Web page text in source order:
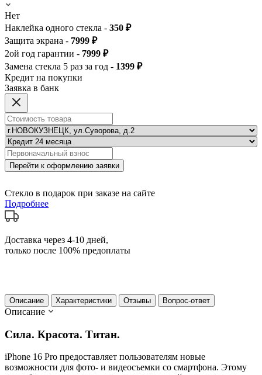
Нет
Наклейка одного стекла - 350 ₽
Защита экрана - 7999 ₽
2ой год гарантии - 7999 ₽
Замена стекла 5 раз за год - 1399 ₽
Кредит на покупки
Заявка в банк
Перейти к оформлению заявки
Стекло в подарок при заказе на сайте
Подробнее
Доставка через 4-10 дней,
только после 100% предоплаты
Описание Характеристики Отзывы Вопрос-ответ
Описание
Сила. Красота. Титан.
iPhone 16 Pro предоставляет пользователям новые
возможности для фото- и видеосъемки со смартфона. Этому